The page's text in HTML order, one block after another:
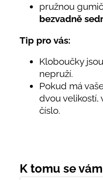
pružnou
bezvadně
Tip pro vás:
Kloboučky
nepruží.
Pokud má
dvou velikostí,
číslo.